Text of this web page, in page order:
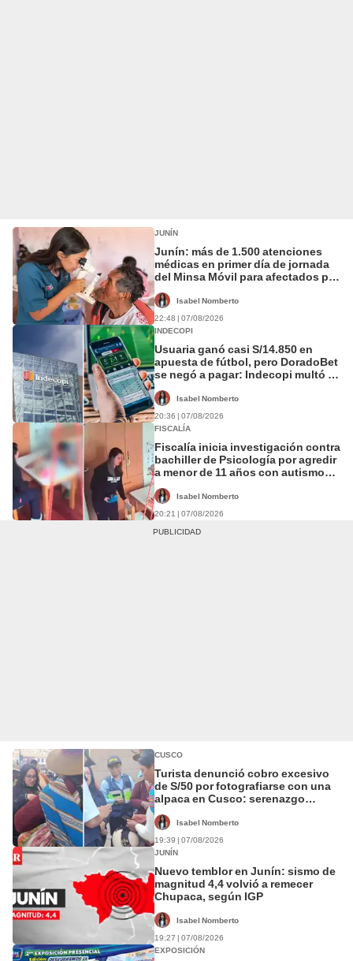
JUNÍN
Junín: más de 1.500 atenciones
médicas en primer día de jornada
del Minsa Móvil para afectados por
Isabel Nomberto
22:48 | 07/08/2026
INDECOPI
Usuaria ganó casi S/14.850 en
apuesta de fútbol, pero DoradoBet
se negó a pagar: Indecopi multó a
Isabel Nomberto
20:36 | 07/08/2026
FISCALÍA
Fiscalía inicia investigación contra
bachiller de Psicología por agredir
a menor de 11 años con autismo
Isabel Nomberto
20:21 | 07/08/2026
CUSCO
Turista denunció cobro excesivo
de S/50 por fotografiarse con una
alpaca en Cusco: serenazgo
Isabel Nomberto
19:39 | 07/08/2026
JUNÍN
Nuevo temblor en Junín: sismo de
magnitud 4,4 volvió a remecer
Chupaca, según IGP
Isabel Nomberto
19:27 | 07/08/2026
EXPOSICIÓN